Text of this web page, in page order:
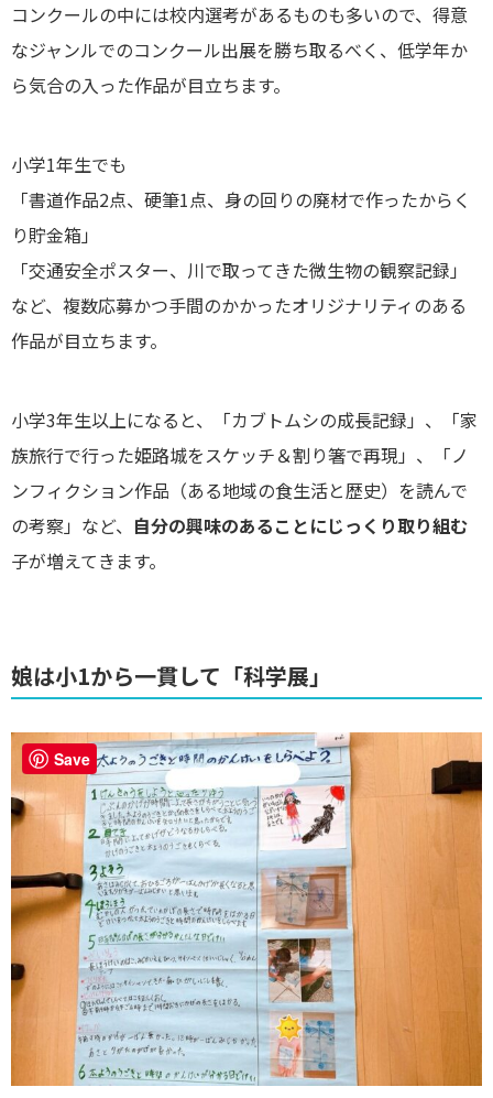
コンクールの中には校内選考があるものも多いので、得意
なジャンルでのコンクール出展を勝ち取るべく、低学年か
ら気合の入った作品が目立ちます。
小学1年生でも
「書道作品2点、硬筆1点、身の回りの廃材で作ったからく
り貯金箱」
「交通安全ポスター、川で取ってきた微生物の観察記録」
など、複数応募かつ手間のかかったオリジナリティのある
作品が目立ちます。
小学3年生以上になると、「カブトムシの成長記録」、「家
族旅行で行った姫路城をスケッチ＆割り箸で再現」、「ノ
ンフィクション作品（ある地域の食生活と歴史）を読んで
の考察」など、 自分の興味のあることにじっくり取り組む
子が増えてきます。
娘は小1から一貫して「科学展」
Save